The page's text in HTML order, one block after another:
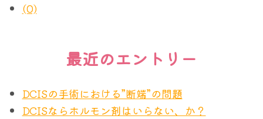
(0)
最近のエントリー
DCISの手術における”断端”の問題
DCISならホルモン剤はいらない、か？